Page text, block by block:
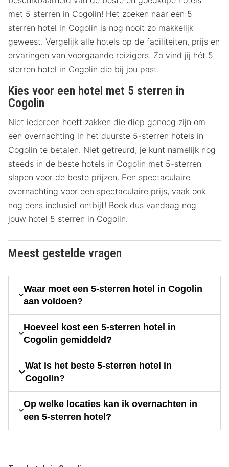
met 5 sterren in Cogolin! Het zoeken naar een 5
sterren hotel in Cogolin is nog nooit zo makkelijk
geweest. Vergelijk alle hotels op de faciliteiten, prijs en
ervaringen van voorgaande reizigers. Zo vind jij hét 5
sterren hotel in Cogolin die bij jou past.
Kies voor een hotel met 5 sterren in
Cogolin
Niet iedereen heeft zakken die diep genoeg zijn om
een overnachting in het duurste 5-sterren hotels in
Cogolin te betalen. Niet getreurd, je kunt namelijk nog
steeds in de beste hotels in Cogolin met 5-sterren
slapen voor de beste prijzen. Een spectaculaire
overnachting voor een spectaculaire prijs, vaak ook
nog eens inclusief ontbijt! Boek dus vandaag nog
jouw hotel 5 sterren in Cogolin.
Meest gestelde vragen
Waar moet een 5-sterren hotel in Cogolin
aan voldoen?
Hoeveel kost een 5-sterren hotel in
Cogolin gemiddeld?
Wat is het beste 5-sterren hotel in
Cogolin?
Op welke locaties kan ik overnachten in
een 5-sterren hotel?